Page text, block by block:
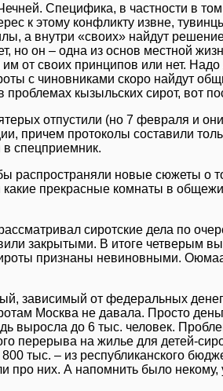
Специфика, в частности в
к этому конфликту извне,
а внутри «своих» найдут
но он – одна из основ местной
им от своих принципов или нет.
с чиновниками скоро найдут
кызыльских сирот, вот
отпустили (но 7 февраля и
причем протоколы составили
в спецприемник.
распространяли новые сюжеты о
прекрасные комнаты в
сиротские дела по
закрытыми. В итоге четверым
признаны невиновными. Оюмаа
зависимый от федеральных
Москва не давала. Просто
выросла до 6 тыс. человек.
перерыва на жилье для детей-
тыс. – из республиканского
них. А напомнить было некому,